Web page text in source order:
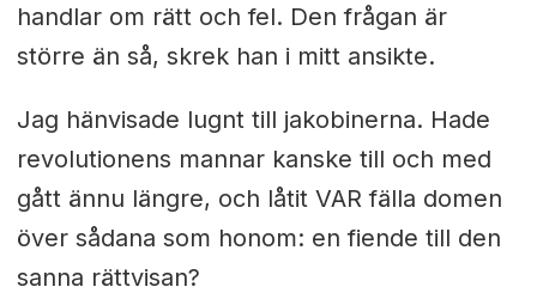
handlar om rätt och fel. Den frågan är
större än så, skrek han i mitt ansikte.
Jag hänvisade lugnt till jakobinerna. Hade
revolutionens mannar kanske till och med
gått ännu längre, och låtit VAR fälla domen
över sådana som honom: en fiende till den
sanna rättvisan?